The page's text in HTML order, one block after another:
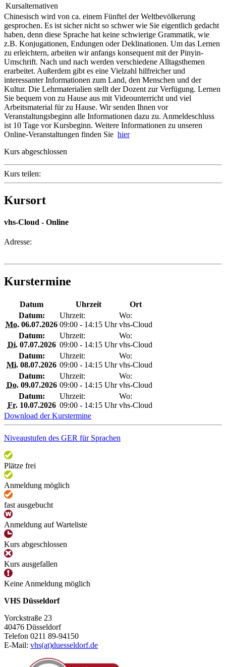
Kursalternativen
Chinesisch wird von ca. einem Fünftel der Weltbevölkerung
gesprochen. Es ist sicher nicht so schwer wie Sie eigentlich gedacht
haben, denn diese Sprache hat keine schwierige Grammatik, wie
z.B. Konjugationen, Endungen oder Deklinationen. Um das Lernen
zu erleichtern, arbeiten wir anfangs konsequent mit der Pinyin-
Umschrift. Nach und nach werden verschiedene Alltagsthemen
erarbeitet. Außerdem gibt es eine Vielzahl hilfreicher und
interessanter Informationen zum Land, den Menschen und der
Kultur. Die Lehrmaterialien stellt der Dozent zur Verfügung. Lernen
Sie bequem von zu Hause aus mit Videounterricht und viel
Arbeitsmaterial für zu Hause. Wir senden Ihnen vor
Veranstaltungsbeginn alle Informationen dazu zu. Anmeldeschluss
ist 10 Tage vor Kursbeginn. Weitere Informationen zu unseren
Online-Veranstaltungen finden Sie hier
Kurs abgeschlossen
Kurs teilen:
Kursort
vhs-Cloud - Online
Adresse:
Kurstermine
Datum Uhrzeit
Ort
Datum:
Mo. 06.07.2026
Uhrzeit:
09:00 - 14:15 Uhr
Wo:
vhs-Cloud
Datum:
Di.07.07.2026
Uhrzeit:
09:00 - 14:15 Uhr
Wo:
vhs-Cloud
Datum:
Mi. 08.07.2026
Uhrzeit:
09:00 - 14:15 Uhr
Wo:
vhs-Cloud
Datum:
Do.09.07.2026
Uhrzeit:
09:00 - 14:15 Uhr
Wo:
vhs-Cloud
Datum:
Fr.10.07.2026
Uhrzeit:
09:00 - 14:15 Uhr
Wo:
vhs-Cloud
Download der Kurstermine
Niveaustufen des GER für Sprachen
Plätze frei
Anmeldung möglich
fast ausgebucht
Anmeldung auf Warteliste
Kurs abgeschlossen
Kurs ausgefallen
Keine Anmeldung möglich
VHS Düsseldorf
Yorckstraße 23
40476 Düsseldorf
Telefon 0211 89-94150
E-Mail: vhs(at)duesseldorf.de